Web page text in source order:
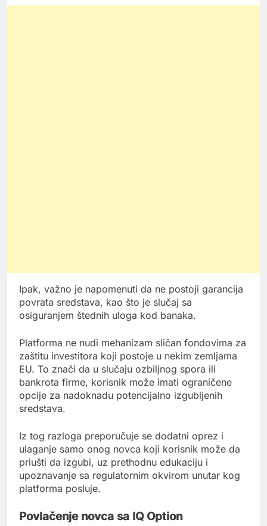
Ipak, važno je napomenuti da ne postoji garancija
povrata sredstava, kao što je slučaj sa
osiguranjem štednih uloga kod banaka.
Platforma ne nudi mehanizam sličan fondovima za
zaštitu investitora koji postoje u nekim zemljama
EU. To znači da u slučaju ozbiljnog spora ili
bankrota firme, korisnik može imati ograničene
opcije za nadoknadu potencijalno izgubljenih
sredstava.
Iz tog razloga preporučuje se dodatni oprez i
ulaganje samo onog novca koji korisnik može da
priušti da izgubi, uz prethodnu edukaciju i
upoznavanje sa regulatornim okvirom unutar kog
platforma posluje.
Povlačenje novca sa IQ Option